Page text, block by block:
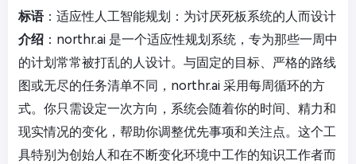
标语：适应性人工智能规划：为讨厌死板系统的人而设计
介绍 ：northr.ai 是一个适应性规划系统，专为那些一周中
的计划常常被打乱的人设计。与固定的目标、严格的路线
图或无尽的任务清单不同，northr.ai 采用每周循环的方
式。你只需设定一次方向，系统会随着你的时间、精力和
现实情况的变化，帮助你调整优先事项和关注点。这个工
具特别为创始人和在不断变化环境中工作的知识工作者而